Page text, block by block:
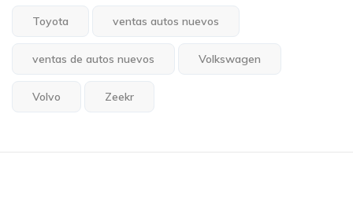
Toyota ventas autos nuevos
ventas de autos nuevos Volkswagen
Volvo Zeekr